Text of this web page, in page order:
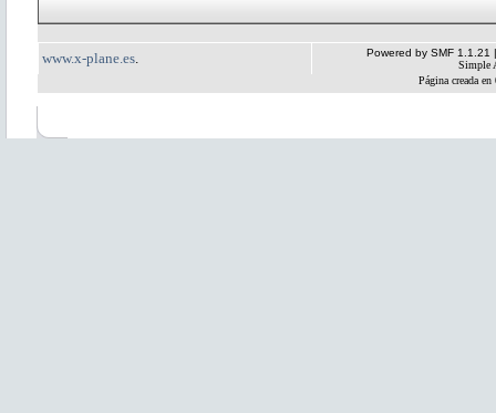
www.x-plane.es Powered by SMF 1.1.21
Simple
Página creada